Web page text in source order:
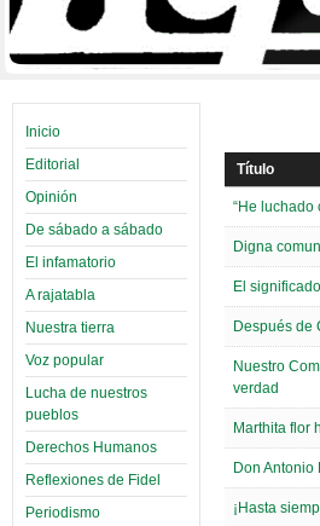
Inicio
Editorial
Opinión
De sábado a sábado
El infamatorio
A rajatabla
Nuestra tierra
Voz popular
Lucha de nuestros
pueblos
Derechos Humanos
Reflexiones de Fidel
Periodismo
Título
“He luchado
Digna
El
Después de
Nuestro
verdad
Marthita flor
Don Antonio
¡Hasta